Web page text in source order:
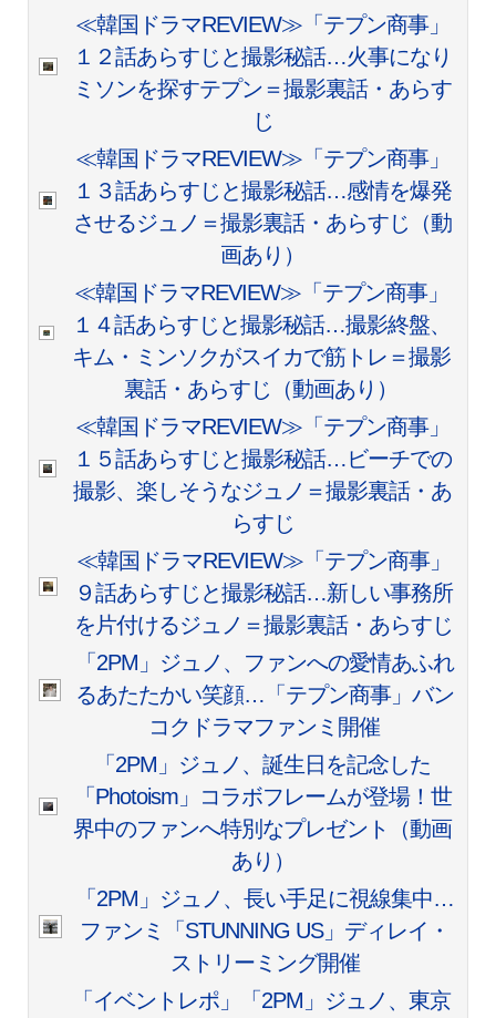
≪韓国ドラマREVIEW≫「テプン商事」
１２話あらすじと撮影秘話…火事になり
ミソンを探すテプン＝撮影裏話・あらす
じ
≪韓国ドラマREVIEW≫「テプン商事」
１３話あらすじと撮影秘話…感情を爆発
させるジュノ＝撮影裏話・あらすじ（動
画あり）
≪韓国ドラマREVIEW≫「テプン商事」
１４話あらすじと撮影秘話…撮影終盤、
キム・ミンソクがスイカで筋トレ＝撮影
裏話・あらすじ（動画あり）
≪韓国ドラマREVIEW≫「テプン商事」
１５話あらすじと撮影秘話…ビーチでの
撮影、楽しそうなジュノ＝撮影裏話・あ
らすじ
≪韓国ドラマREVIEW≫「テプン商事」
９話あらすじと撮影秘話…新しい事務所
を片付けるジュノ＝撮影裏話・あらすじ
「2PM」ジュノ、ファンへの愛情あふれ
るあたたかい笑顔…「テプン商事」バン
コクドラマファンミ開催
「2PM」ジュノ、誕生日を記念した
「Photoism」コラボフレームが登場！世
界中のファンへ特別なプレゼント（動画
あり）
「2PM」ジュノ、長い手足に視線集中…
ファンミ「STUNNING US」ディレイ・
ストリーミング開催
「イベントレポ」「2PM」ジュノ、東京